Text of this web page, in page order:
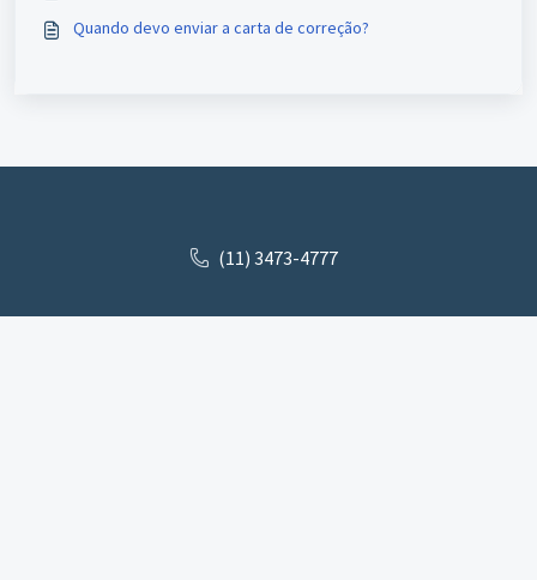
Quando devo enviar a carta de correção?
(11) 3473-4777